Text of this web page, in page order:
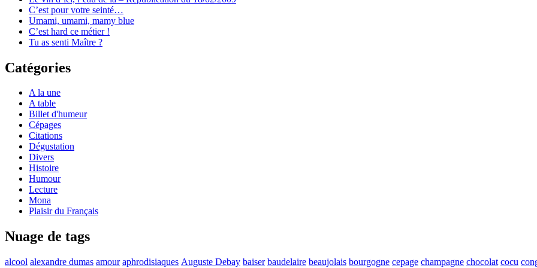
C’est pour votre seinté…
Umami, umami, mamy blue
C’est hard ce métier !
Tu as senti Maître ?
Catégories
A la une
A table
Billet d'humeur
Cépages
Citations
Dégustation
Divers
Histoire
Humour
Lecture
Mona
Plaisir du Français
Nuage de tags
alcool alexandre dumas amour aphrodisiaques Auguste Debay baiser baudelaire beaujolais bourgogne cepage champagne chocolat cocu